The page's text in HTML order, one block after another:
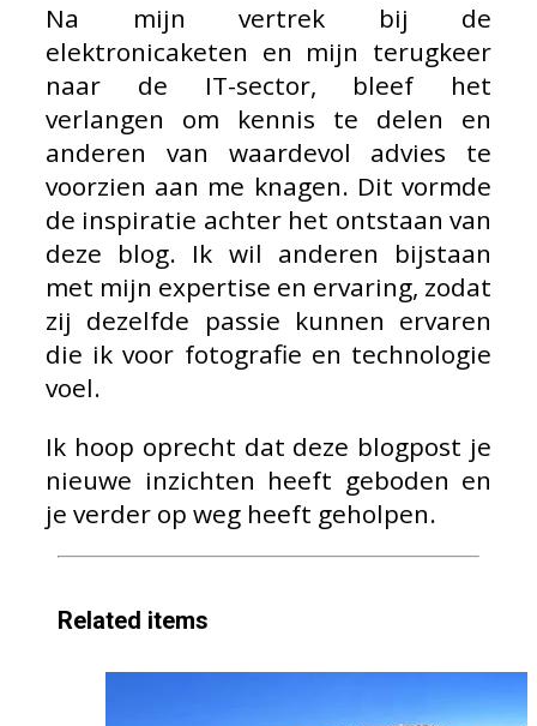
Na mijn vertrek bij de
elektronicaketen en mijn terugkeer
naar de IT-sector, bleef het
verlangen om kennis te delen en
anderen van waardevol advies te
voorzien aan me knagen. Dit vormde
de inspiratie achter het ontstaan van
deze blog. Ik wil anderen bijstaan
met mijn expertise en ervaring, zodat
zij dezelfde passie kunnen ervaren
die ik voor fotografie en technologie
voel.
Ik hoop oprecht dat deze blogpost je
nieuwe inzichten heeft geboden en
je verder op weg heeft geholpen.
Related items